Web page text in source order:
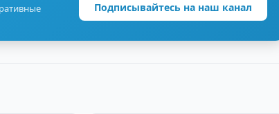
Подписывайтесь на наш канал